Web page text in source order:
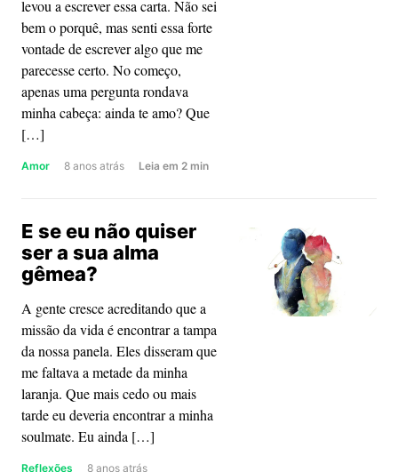
levou a escrever essa carta. Não sei
bem o porquê, mas senti essa forte
vontade de escrever algo que me
parecesse certo. No começo,
apenas uma pergunta rondava
minha cabeça: ainda te amo? Que
[…]
Amor 8 anos atrás Leia about
um
o
invisível
em 2 min
E se eu não quiser
ser a sua alma
gêmea?
A gente cresce acreditando que a
missão da vida é encontrar a tampa
da nossa panela. Eles disseram que
me faltava a metade da minha
laranja. Que mais cedo ou mais
tarde eu deveria encontrar a minha
soulmate. Eu ainda […]
Reflexões
8 anos atrás